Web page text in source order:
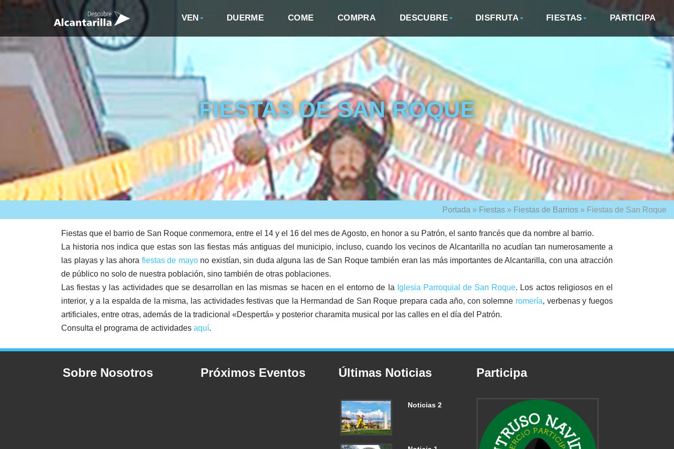
VEN DUERME COME COMPRA DESCUBRE DISFRUTA FIESTAS PARTICIPA
FIESTAS DE SAN ROQUE
Portada » Fiestas » Fiestas de Barrios » Fiestas de San Roque
Fiestas que el barrio de San Roque conmemora, entre el 14 y el 16 del mes de Agosto, en honor a su Patrón, el santo francés que da nombre al barrio.
La historia nos indica que estas son las fiestas más antiguas del municipio, incluso, cuando los vecinos de Alcantarilla no acudían tan numerosamente a
las playas y las ahora fiestas de mayono existían, sin duda alguna las de San Roque también eran las más importantes de Alcantarilla, con una atracción
de público no solo de nuestra población, sino también de otras poblaciones.
Las fiestas y las actividades que se desarrollan en las mismas se hacen en el entorno de la Iglesia Parroquial de San Roque. Los actos religiosos en el
interior, y a la espalda de la misma, las actividades festivas que la Hermandad de San Roque prepara cada año, con solemne romería, verbenas y fuegos
artificiales, entre otras, además de la tradicional «Despertá» y posterior charamita musical por las calles en el día del Patrón.
Consulta el programa de actividades aquí.
Sobre Nosotros Próximos Eventos Últimas Noticias
Noticias 2
Participa